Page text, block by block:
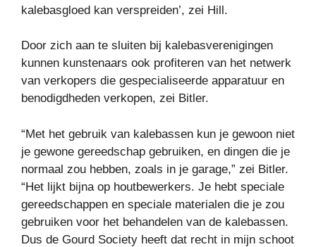
kalebasgloed kan verspreiden’, zei Hill.
Door zich aan te sluiten bij kalebasverenigingen
kunnen kunstenaars ook profiteren van het netwerk
van verkopers die gespecialiseerde apparatuur en
benodigdheden verkopen, zei Bitler.
“Met het gebruik van kalebassen kun je gewoon niet
je gewone gereedschap gebruiken, en dingen die je
normaal zou hebben, zoals in je garage,” zei Bitler.
“Het lijkt bijna op houtbewerkers. Je hebt speciale
gereedschappen en speciale materialen die je zou
gebruiken voor het behandelen van de kalebassen.
Dus de Gourd Society heeft dat recht in mijn schoot